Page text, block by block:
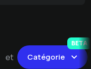
et Catégorie
BETA